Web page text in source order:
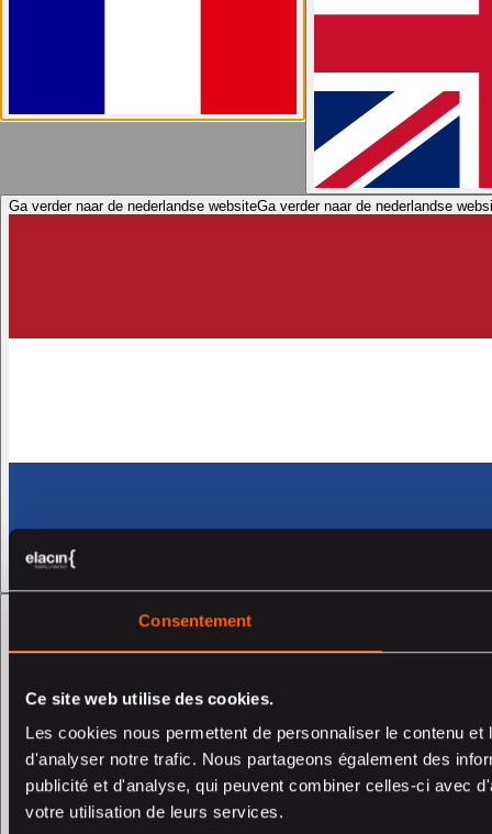
Consentement
Ce site web utilise des cookies.
Les cookies nous permettent de personnaliser le contenu
d'analyser notre trafic. Nous partageons également des
publicité et d'analyse, qui peuvent combiner celles-ci avec
votre utilisation de leurs services.
Ga verder naar de nederlandse websiteGa verder naar de nederlandse